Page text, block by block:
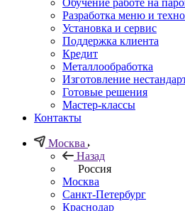
Обучение работе на
Разработка меню и
Установка и сервис
Поддержка клиента
Кредит
Металлообработка
Изготовление
Готовые решения
Мастер-классы
Контакты
Москва
Назад
Россия
Москва
Санкт-Петербург
Краснодар